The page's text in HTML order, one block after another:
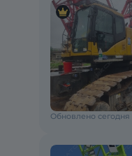
Обновлено сегодня